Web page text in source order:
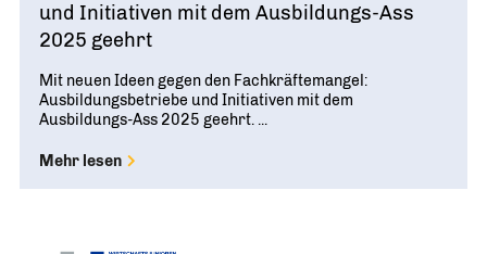
und Initiativen mit dem Ausbildungs-Ass
2025 geehrt
Mit neuen Ideen gegen den Fachkräftemangel:
Ausbildungsbetriebe und Initiativen mit dem
Ausbildungs-Ass 2025 geehrt. ...
Mehr lesen